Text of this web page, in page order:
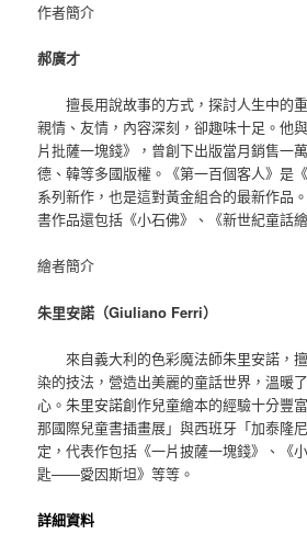
作者簡介
郝廣才
擅長用說故事的方式，探討人生中的重
親情、友情，內容深刻，卻趣味十足。他
片批薩一塊錢》，曾創下出版當月銷售一
德、韓等多國版權。《第一百個客人》是
系列新作，也是這對黃金組合的最新作品
書作品還包括《小石佛》、《新世紀童話
繪者簡介
朱里安諾（Giuliano Ferri）
來自義大利的色彩魔法師朱里安諾，
染的技法，營造出美麗的童話世界，溫暖
心。朱里安諾創作兒童繪本的經驗十分豐
那國際兒童書插畫展」與西班牙「加泰隆
定，代表作包括《一片披薩一塊錢》、《
匙——愛因斯坦》等等。
詳細資料